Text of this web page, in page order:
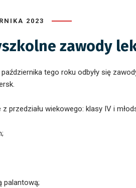
2023
zawody
tego roku odbyły się
wiekowego: klasy IV i
palantową;